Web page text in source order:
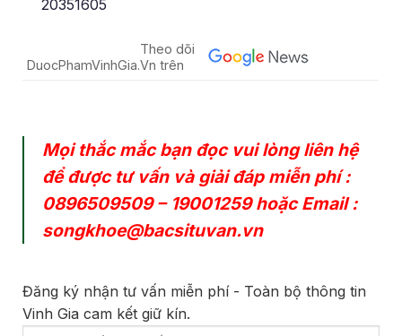
20351605
Theo dõi
DuocPhamVinhGia.Vn trên
Mọi thắc mắc bạn đọc vui lòng liên hệ
để được tư vấn và giải đáp miễn phí :
0896509509– 19001259hoặc Email :
songkhoe@bacsituvan.vn
Đăng ký nhận tư vấn miễn phí - Toàn bộ thông tin
Vinh Gia cam kết giữ kín.